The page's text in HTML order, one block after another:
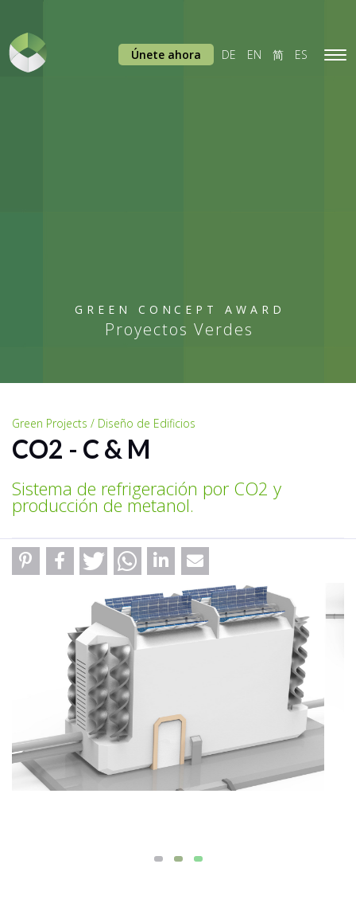
GREEN CONCEPT AWARD
Proyectos Verdes
Únete ahora DE EN 简 ES
Green Projects / Diseño de Edificios
CO2 - C & M
Sistema de refrigeración por CO2 y
producción de metanol.